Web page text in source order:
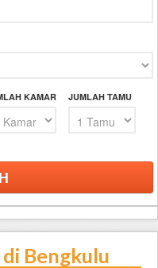
KAMAR JUMLAH TAMU
Bengkulu